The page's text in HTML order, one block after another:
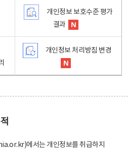
개인정보 보호수준 평가
결과
개인정보 처리방침 변경
에서는 개인정보를 취급하지